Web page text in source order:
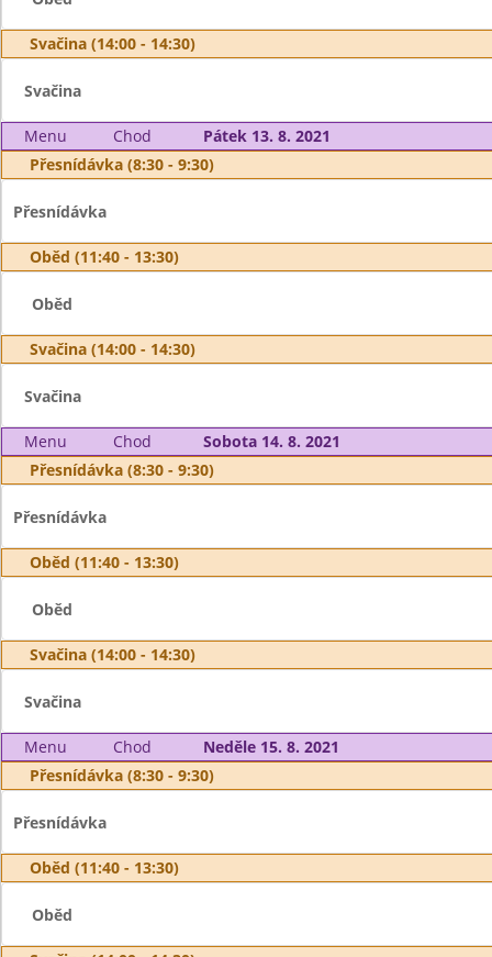
Svačina (14:00 - 14:30)
Svačina
Menu Chod
Pátek 13. 8. 2021
Přesnídávka (8:30 - 9:30)
Přesnídávka
Oběd (11:40 - 13:30)
Oběd
Svačina (14:00 - 14:30)
Svačina
Menu Chod
Sobota 14. 8. 2021
Přesnídávka (8:30 - 9:30)
Přesnídávka
Oběd (11:40 - 13:30)
Oběd
Svačina (14:00 - 14:30)
Svačina
Menu Chod
Neděle 15. 8. 2021
Přesnídávka (8:30 - 9:30)
Přesnídávka
Oběd (11:40 - 13:30)
Oběd